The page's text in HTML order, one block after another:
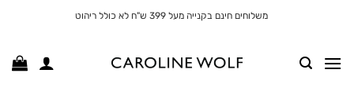
משלוחים חינם בקנייה מעל 399 ש"ח לא כולל ריהוט